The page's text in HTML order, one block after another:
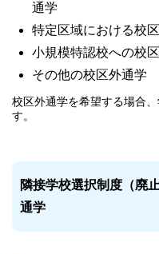
通学
特定区域における校
小規模特認校への校
その他の校区外通学
校区外通学を希望する場合
す。
隣接学校選択制度（廃
通学